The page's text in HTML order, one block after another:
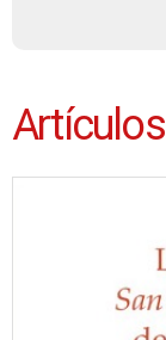
Artículos